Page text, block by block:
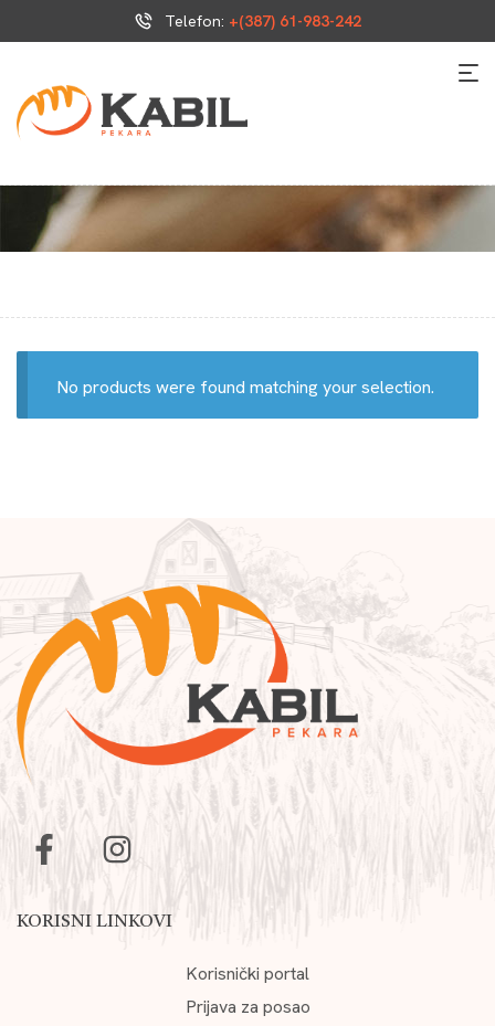
Telefon: +(387) 61-983-242
No products were found matching your selection.
KORISNI LINKOVI
Korisnički portal
Prijava za posao